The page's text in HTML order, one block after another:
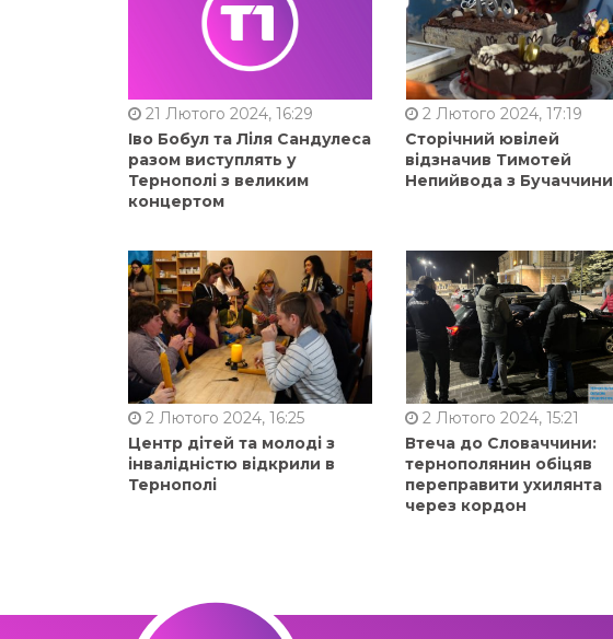
21 Лютого 2024, 16:29
Іво Бобул та Ліля Сандулеса
разом виступлять у
Тернополі з великим
концертом
2 Лютого 2024, 17:19
Сторічний ювілей
відзначив Тимотей
Непийвода з Бучаччини
2 Лютого 2024, 16:25
Центр дітей та молоді з
інвалідністю відкрили в
Тернополі
2 Лютого 2024, 15:21
Втеча до Словаччини:
тернополянин обіцяв
переправити ухилянта
через кордон